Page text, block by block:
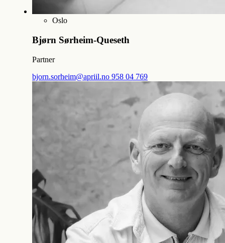
Oslo
Bjørn Sørheim-Queseth
Partner
bjorn.sorheim@apriil.no 958 04 769